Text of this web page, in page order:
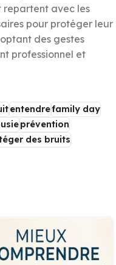
repartent avec les
pour protéger leur
des gestes
professionnel et
entendrefamily day
prévention
des bruits